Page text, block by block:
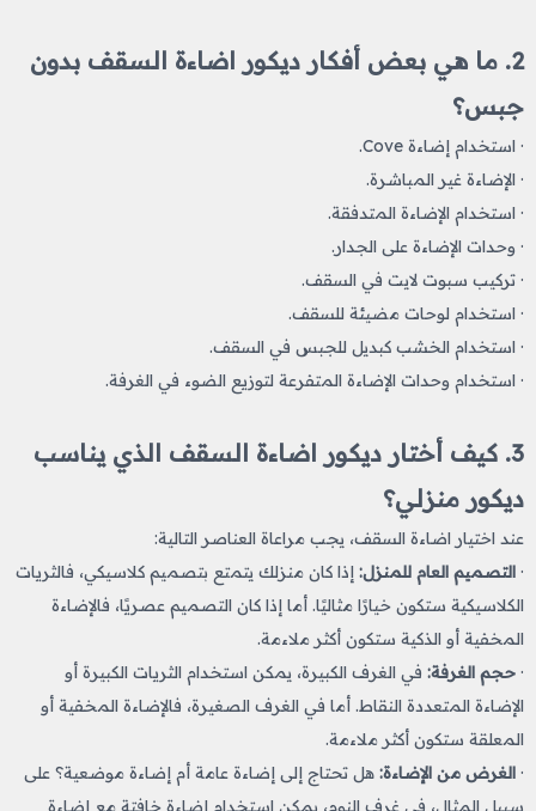
2. ما هي بعض أفكار ديكور اضاءة السقف​ بدون
جبس؟
· استخدام إضاءة Cove.
· الإضاءة غير المباشرة.
· استخدام الإضاءة المتدفقة.
· وحدات الإضاءة على الجدار.
· تركيب سبوت لايت في السقف.
· استخدام لوحات مضيئة للسقف.
· استخدام الخشب كبديل للجبس في السقف.
· استخدام وحدات الإضاءة المتفرعة لتوزيع الضوء في الغرفة.
3. كيف أختار ديكور اضاءة السقف​ الذي يناسب
ديكور منزلي؟
عند اختيار اضاءة السقف، يجب مراعاة العناصر التالية:
· التصميم العام للمنزل: إذا كان منزلك يتمتع بتصميم كلاسيكي، فالثريات
الكلاسيكية ستكون خيارًا مثاليًا. أما إذا كان التصميم عصريًا، فالإضاءة
المخفية أو الذكية ستكون أكثر ملاءمة.
· حجم الغرفة: في الغرف الكبيرة، يمكن استخدام الثريات الكبيرة أو
الإضاءة المتعددة النقاط. أما في الغرف الصغيرة، فالإضاءة المخفية أو
المعلقة ستكون أكثر ملاءمة.
· الغرض من الإضاءة: هل تحتاج إلى إضاءة عامة أم إضاءة موضعية؟ على
سبيل المثال، في غرف النوم، يمكن استخدام إضاءة خافتة مع إضاءة